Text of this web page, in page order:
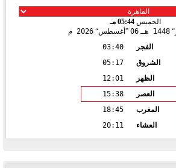
الخميس05:44 مـ
1448 هـ 06 أغسطس 2026 م
الفجر
03:40
الشروق
05:17
الظهر
12:01
العصر
15:38
المغرب
18:45
العشاء
20:11